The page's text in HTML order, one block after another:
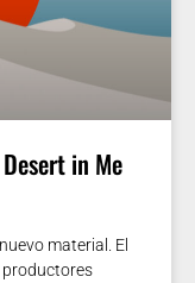
in Me
material. El